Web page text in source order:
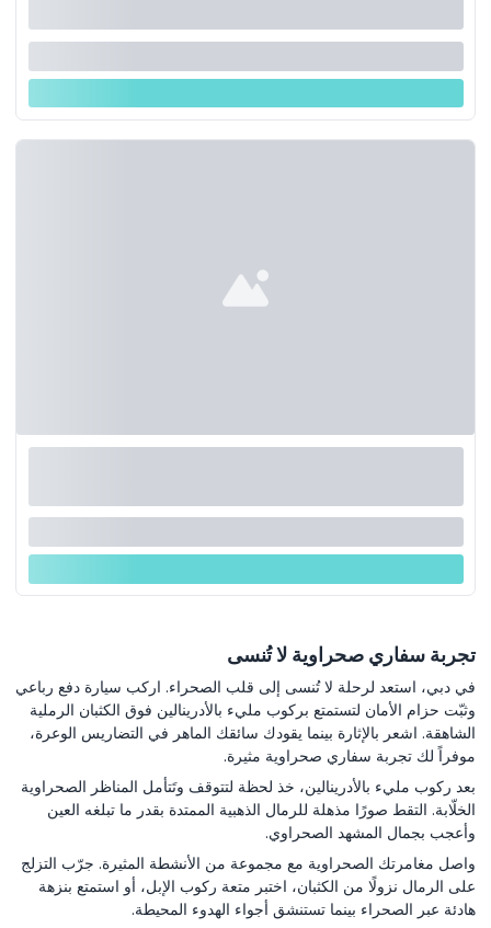
تجربة سفاري صحراوية لا تُنسى
في دبي، استعد لرحلة لا تُنسى إلى قلب الصحراء. اركب سيارة دفع رباعي
وثبّت حزام الأمان لتستمتع بركوب مليء بالأدرينالين فوق الكثبان الرملية
الشاهقة. اشعر بالإثارة بينما يقودك سائقك الماهر في التضاريس الوعرة،
موفراً لك تجربة سفاري صحراوية مثيرة.
بعد ركوب مليء بالأدرينالين، خذ لحظة لتتوقف وتَتأمل المناظر الصحراوية
الخلّابة. التقط صورًا مذهلة للرمال الذهبية الممتدة بقدر ما تبلغه العين
وأعجب بجمال المشهد الصحراوي.
واصل مغامرتك الصحراوية مع مجموعة من الأنشطة المثيرة. جرّب التزلج
على الرمال نزولًا من الكثبان، اختبر متعة ركوب الإبل، أو استمتع بنزهة
هادئة عبر الصحراء بينما تستنشق أجواء الهدوء المحيطة.